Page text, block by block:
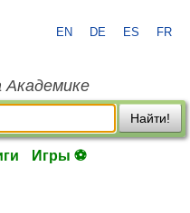
EN DE ES FR
Академике
Найти!
Игры ⚽